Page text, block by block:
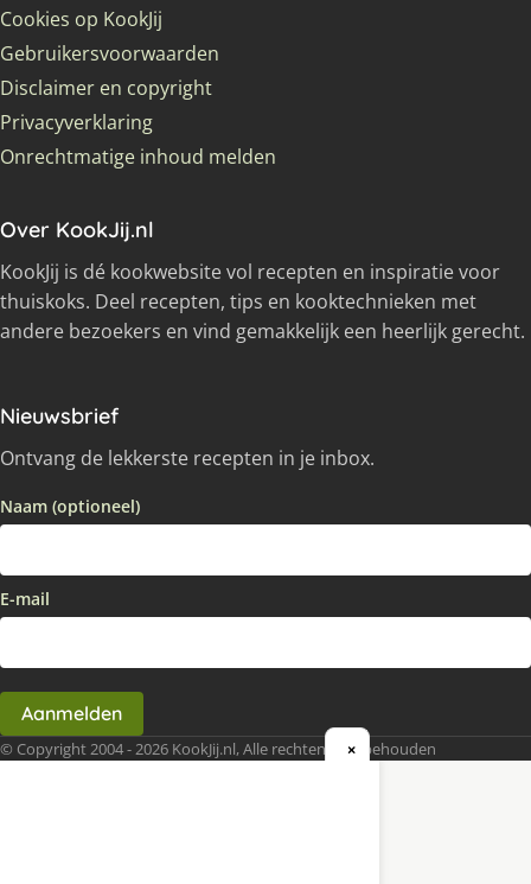
Cookies op KookJij
Gebruikersvoorwaarden
Disclaimer en copyright
Privacyverklaring
Onrechtmatige inhoud melden
Over KookJij.nl
KookJij is dé kookwebsite vol recepten en inspiratie voor
thuiskoks. Deel recepten, tips en kooktechnieken met
andere bezoekers en vind gemakkelijk een heerlijk gerecht.
Nieuwsbrief
Ontvang de lekkerste recepten in je inbox.
Naam (optioneel)
E-mail
Aanmelden
© Copyright 2004 - 2026 KookJij.nl, Alle rechten voorbehouden
×